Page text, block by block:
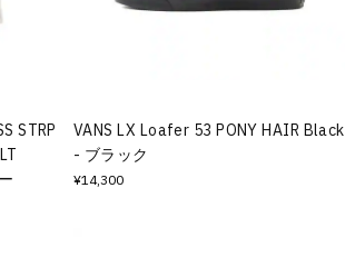
STRP
VANS LX Loafer 53 PONY HAIR Black
- ブラック
¥14,300